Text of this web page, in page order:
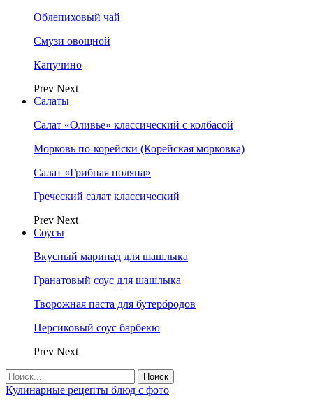
Облепиховый чай
Смузи овощной
Капучино
Prev Next
Салаты
Салат «Оливье» классический с колбасой
Морковь по-корейски (Корейская морковка)
Салат «Грибная поляна»
Греческий салат классический
Prev Next
Соусы
Вкусный маринад для шашлыка
Гранатовый соус для шашлыка
Творожная паста для бутербродов
Персиковый соус барбекю
Prev Next
Кулинарные рецепты блюд с фото